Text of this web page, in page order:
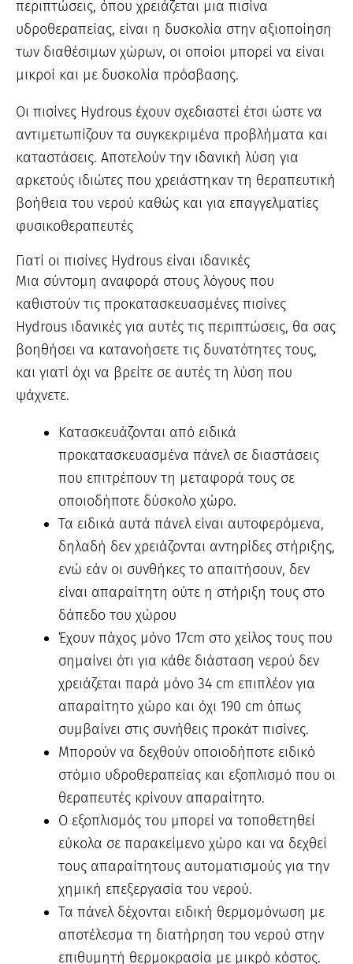
περιπτώσεις, όπου χρειάζεται μια πισίνα
υδροθεραπείας, είναι η δυσκολία στην αξιοποίηση
των διαθέσιμων χώρων, οι οποίοι μπορεί να είναι
μικροί και με δυσκολία πρόσβασης.
Οι πισίνες Hydrous έχουν σχεδιαστεί έτσι ώστε να
αντιμετωπίζουν τα συγκεκριμένα προβλήματα και
καταστάσεις. Αποτελούν την ιδανική λύση για
αρκετούς ιδιώτες που χρειάστηκαν τη θεραπευτική
βοήθεια του νερού καθώς και για επαγγελματίες
φυσικοθεραπευτές
Γιατί οι πισίνες Hydrous είναι ιδανικές
Μια σύντομη αναφορά στους λόγους που
καθιστούν τις προκατασκευασμένες πισίνες
Hydrous ιδανικές για αυτές τις περιπτώσεις, θα σας
βοηθήσει να κατανοήσετε τις δυνατότητες τους,
και γιατί όχι να βρείτε σε αυτές τη λύση που
ψάχνετε.
Κατασκευάζονται από ειδικά
προκατασκευασμένα πάνελ σε διαστάσεις
που επιτρέπουν τη μεταφορά τους σε
οποιοδήποτε δύσκολο χώρο.
Τα ειδικά αυτά πάνελ είναι αυτοφερόμενα,
δηλαδή δεν χρειάζονται αντηρίδες στήριξης,
ενώ εάν οι συνθήκες το απαιτήσουν, δεν
είναι απαραίτητη ούτε η στήριξη τους στο
δάπεδο του χώρου
Έχουν πάχος μόνο 17cm στο χείλος τους που
σημαίνει ότι για κάθε διάσταση νερού δεν
χρειάζεται παρά μόνο 34 cm επιπλέον για
απαραίτητο χώρο και όχι 190 cm όπως
συμβαίνει στις συνήθεις προκάτ πισίνες.
Μπορούν να δεχθούν οποιοδήποτε ειδικό
στόμιο υδροθεραπείας και εξοπλισμό που οι
θεραπευτές κρίνουν απαραίτητο.
Ο εξοπλισμός του μπορεί να τοποθετηθεί
εύκολα σε παρακείμενο χώρο και να δεχθεί
τους απαραίτητους αυτοματισμούς για την
χημική επεξεργασία του νερού.
Τα πάνελ δέχονται ειδική θερμομόνωση με
αποτέλεσμα τη διατήρηση του νερού στην
επιθυμητή θερμοκρασία με μικρό κόστος.